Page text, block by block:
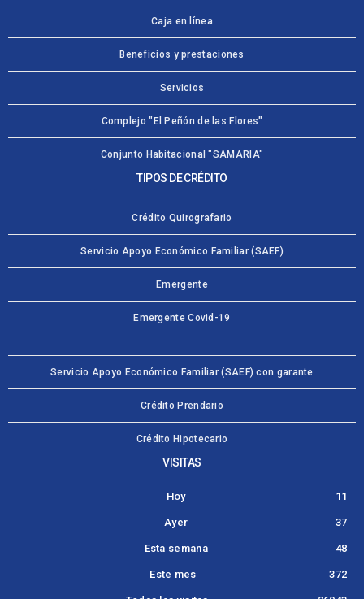
Caja en línea
Beneficios y prestaciones
Servicios
Complejo "El Peñón de las Flores"
Conjunto Habitacional "SAMARIA"
TIPOS DE CRÉDITO
Crédito Quirografario
Servicio Apoyo Económico Familiar (SAEF)
Emergente
Emergente Covid-19
Servicio Apoyo Económico Familiar (SAEF) con garante
Crédito Prendario
Crédito Hipotecario
VISITAS
Hoy 11
Ayer 37
Esta semana 48
Este mes 372